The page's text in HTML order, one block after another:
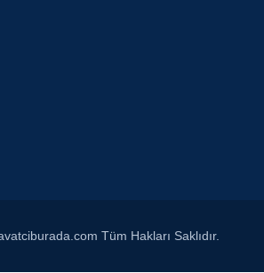
Tüm Hakları Saklıdır.